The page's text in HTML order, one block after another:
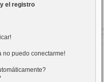
el registro
no puedo conectarme!